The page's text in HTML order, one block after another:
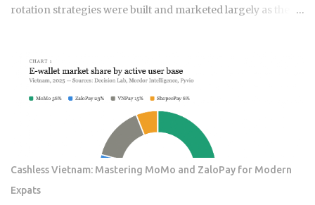
rotation strategies were built and marketed largely as the fix
benefit the providers whether or not the underlying
momentum signal survives contact with real transaction
costs and shifting market conditions. The premise of
rotating toward recent winners is grounded in documented
academic research — but the gap between that research
and what any specific product actually delivers is exactly
what this post works through. Since ETFs proliferated after
2008, the industry has packaged rotation logic into
hundreds of products. Robo-advisors, tactical allocation
Cashless Vietnam: Mastering MoMo and ZaloPay for Modern
Expats